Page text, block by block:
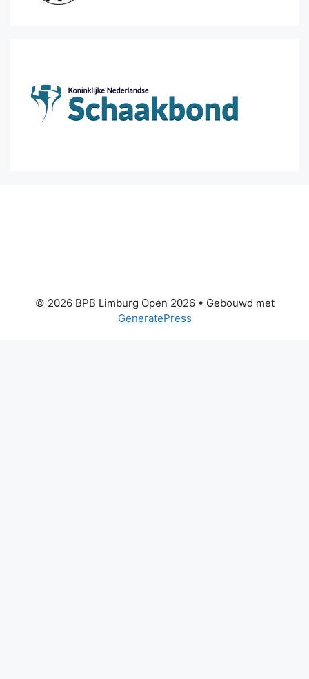
© 2026 BPB Limburg Open 2026• Gebouwd met
GeneratePress